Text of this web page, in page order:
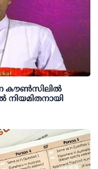
കൗണ്‍സിലില്‍
നിയമിതനായി